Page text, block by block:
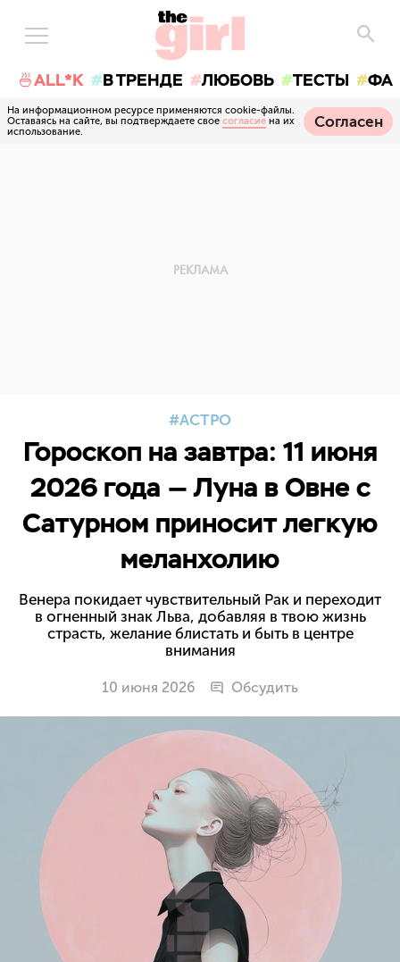
🍜ALL*K В ТРЕНДЕ ЛЮБОВЬ ТЕСТЫ
На информационном ресурсе применяются cookie-файлы.
Оставаясь на сайте, вы подтверждаете свое согласие на их
использование.
Согласен
АСТРО
Гороскоп на завтра: 11 июня
2026 года — Луна в Овне с
Сатурном приносит легкую
меланхолию
Венера покидает чувствительный Рак и переходит
в огненный знак Льва, добавляя в твою жизнь
страсть, желание блистать и быть в центре
внимания
10 июня 2026 Обсудить